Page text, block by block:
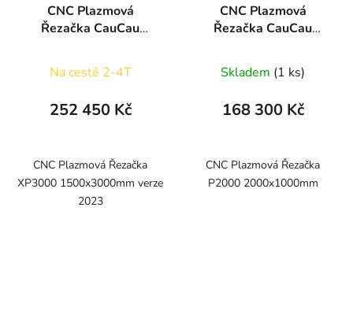
CNC Plazmová
Řezačka CauCau
(1500x3000mm)
Na cestě 2-4T
252 450 Kč
CNC Plazmová Řezačka
XP3000 1500x3000mm verze
2023
CNC Plazmová
Řezačka CauCau
Skladem (1 ks)
168 300 Kč
CNC Plazmová Řezačka
P2000 2000x1000mm